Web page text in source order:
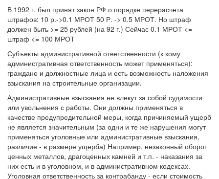
В 1992 г. был принят закон РФ о порядке перерасчета
штрафов: 10 р.->0.1 МРОТ 50 Р. -> 0.5 МРОТ. Но штраф
должен быть >= 25 рублей (на 92 г.) Сейчас 0.1 МРОТ <=
штраф <= 100 МРОТ
Субъекты административной ответственности (к кому
административная ответственность может применяться):
граждане и должностные лица и есть возможность наложения
взыскания на строительные организации.
Административные взыскания не влекут за собой судимости
или увольнения с работы. Они должны применяться в
качестве предупредительной меры, когда причиняемый ущерб
не является значительным (за одни и те же нарушения могут
применяться уголовные или административные взыскания,
различие - в размере ущерба) Например, незаконный оборот
ценных металлов, драгоценных камней и т.п. - наказания за
них есть и в уголовном, и в административном кодексах.
Уголовная ответственность за контрабанду - если стоимость